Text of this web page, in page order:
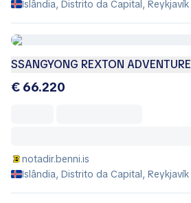
Islândia, Distrito da Capital, Reykjavík
SSANGYONG REXTON ADVENTURE
€ 66.220
notadir.benni.is
Islândia, Distrito da Capital, Reykjavík